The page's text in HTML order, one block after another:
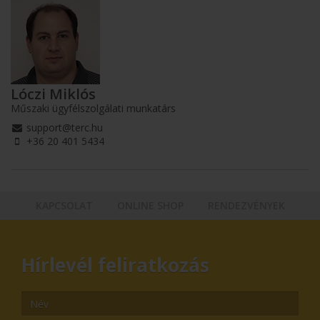
Lóczi Miklós
Műszaki ügyfélszolgálati munkatárs
support@terc.hu
+36 20 401 5434
Hírlevél feliratkozás